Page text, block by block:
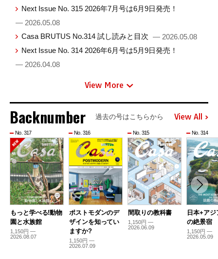
Next Issue No. 315 2026年7月号は6月9日発売！
— 2026.05.08
Casa BRUTUS No.314 試し読みと目次 — 2026.05.08
Next Issue No. 314 2026年6月号は5月9日発売！
— 2026.04.08
View More
Backnumber 過去の号はこちらから View All
No. 317
もっと学べる!動物
園と水族館
1,150円 —
2026.08.07
No. 316
ポストモダンのデ
ザインを知ってい
ますか?
1,150円 —
2026.07.09
No. 315
間取りの教科書
1,150円 —
2026.06.09
No. 314
日本+アジ
の絶景宿
1,150円 —
2026.05.09